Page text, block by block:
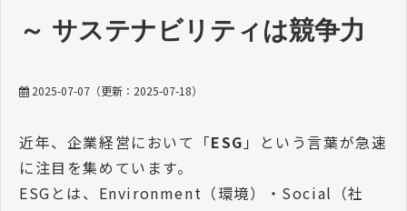
～ サステナビリティは競争力
2025-07-07 （更新： 2025-07-18）
近年、企業経営において「ESG 」という言葉が急速
に注目を集めています。
ESGとは、Environment（環境）・Social（社